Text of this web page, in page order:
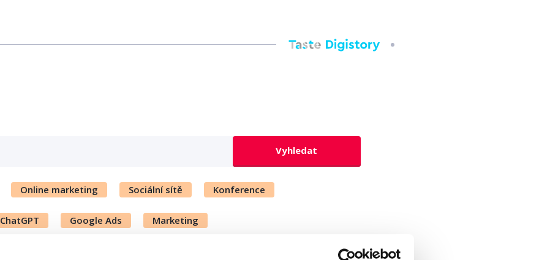
Vyhledat
Online marketing Sociální sítě Konference
ChatGPT Google Ads Marketing